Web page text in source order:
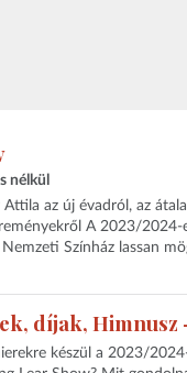
nélkül
Attila az új évadról, az
A 2023/
Színház lassan
díjak, Himnusz
készül a 2023/